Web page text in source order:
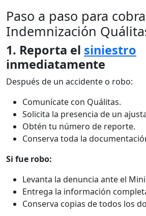
Paso a paso para
Indemnización
1. Reporta el siniestro
inmediatamente
Después de un accidente o robo:
Comunícate con Quálitas.
Solicita la presencia de un
Obtén tu número de reporte.
Conserva toda la
Si fue robo:
Levanta la denuncia ante el
Entrega la información
Conserva copias de todos los